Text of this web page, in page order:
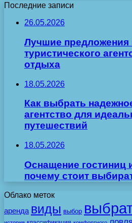
Последние записи
26.05.2026
Лучшие предложения
туристического
отдыха
18.05.2026
Как выбрать
агентство для
путешествий
18.05.2026
Оснащение гостиниц
почему стоит
Облако меток
аренда виды выбор